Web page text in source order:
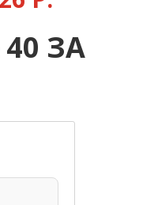
ЗА